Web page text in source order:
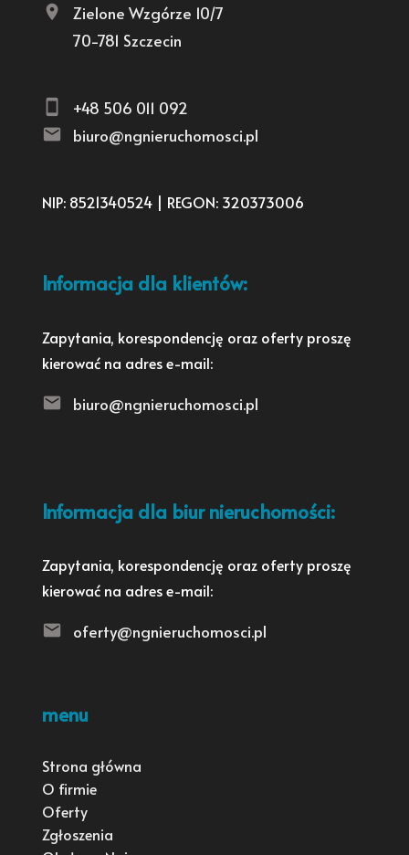
Zielone Wzgórze 10/7
70-781 Szczecin
+48 506 011 092
biuro@ngnieruchomosci.pl
NIP: 8521340524 | REGON: 320373006
Informacja dla klientów:
Zapytania, korespondencję oraz oferty proszę
kierować na adres e-mail:
biuro@ngnieruchomosci.pl
Informacja dla biur nieruchomości:
Zapytania, korespondencję oraz oferty proszę
kierować na adres e-mail:
oferty@ngnieruchomosci.pl
menu
Strona główna
O firmie
Oferty
Zgłoszenia